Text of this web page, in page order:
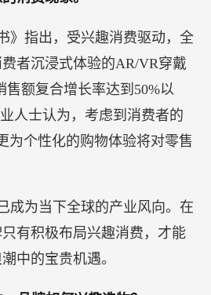
》指出，受兴趣消费驱动，全
者沉浸式体验的AR/VR穿戴
售额复合增长率达到50%以
人士认为，考虑到消费者的
为个性化的购物体验将对零售
成为当下全球的产业风向。在
有积极布局兴趣消费，才能
中的宝贵机遇。